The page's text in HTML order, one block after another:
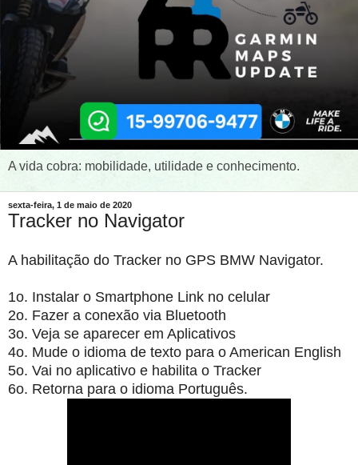
A vida cobra: mobilidade, utilidade e conhecimento.
sexta-feira, 1 de maio de 2020
Tracker no Navigator
A habilitação do Tracker no GPS BMW Navigator.
1o. Instalar o Smartphone Link no celular
2o. Fazer a conexão via Bluetooth
3o. Veja se aparecer em Aplicativos
4o. Mude o idioma de texto para o American English
5o. Vai no aplicativo e habilita o Tracker
6o. Retorna para o idioma Português.